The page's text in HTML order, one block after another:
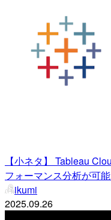
【小ネタ】 Tableau
フォーマンス分析が可
ikumi
2025.09.26